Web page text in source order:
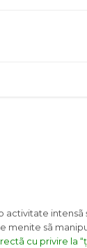
activitate
menite sã
cu privire la